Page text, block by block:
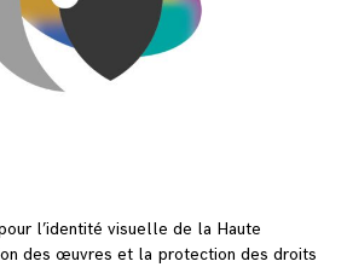
l’identité visuelle de la Haute
des œuvres et la protection des droits